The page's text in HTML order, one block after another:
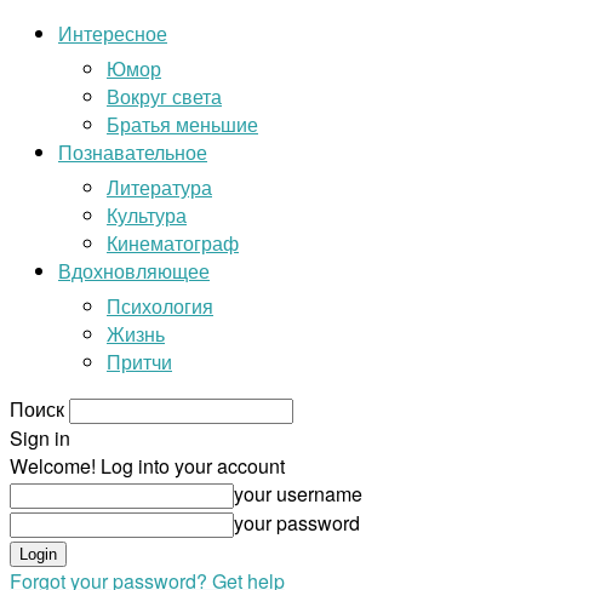
Интересное
Юмор
Вокруг света
Братья меньшие
Познавательное
Литература
Культура
Кинематограф
Вдохновляющее
Психология
Жизнь
Притчи
Поиск
Sign in
Welcome! Log into your account
your username
your password
Forgot your password? Get help